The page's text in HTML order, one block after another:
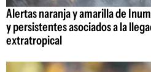
Alertas naranja y amarilla de
y persistentes asociados a la
extratropical